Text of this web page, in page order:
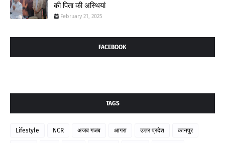
की पिता की अस्थियां
February 21, 2025
FACEBOOK
TAGS
Lifestyle NCR अजब गजब आगरा उत्तर प्रदेश कानपुर